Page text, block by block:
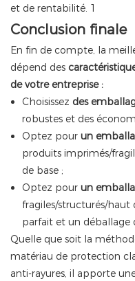
Conclusion finale
En fin de compte, la
dépend des
de votre entreprise :
Choisissez des
robustes et des
Optez pour un
produits imprimés/
de base ;
Optez pour un
fragiles/structurés/
parfait et un déballage
Quelle que soit la
matériau de protection
anti-rayures, il apporte